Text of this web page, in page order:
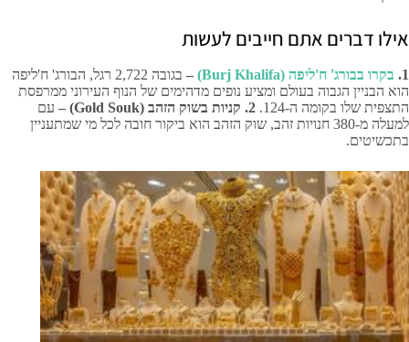
אילו דברים אתם חייבים לעשות
1. בקרו בבורג' ח'ליפה (Burj Khalifa)
–
בגובה 2,722 רגל, הבורג' ח'ליפה
הוא הבניין הגבוה בעולם ומציע נופים מדהימים של הנוף העירוני ממרפסת
התצפית שלו בקומה ה-124
. 2. קניות בשוק הזהב (Gold Souk) –
עם
למעלה מ-380 חנויות זהב, שוק הזהב הוא ביקור חובה לכל מי שמתעניין
בתכשיטים.